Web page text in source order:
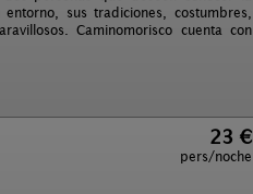
sus tradiciones, costumbres,
Caminomorisco cuenta con
23 €
pers/noche